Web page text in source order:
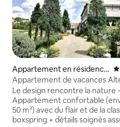
Appartement en résidence
⋅ Sinntal
Appartement de vacances
Forstamt Sinntal -
adorable
Le design rencontre la nature -
Appartement confortable
50 m²) avec du flair et de la
boxspring + détails soignés